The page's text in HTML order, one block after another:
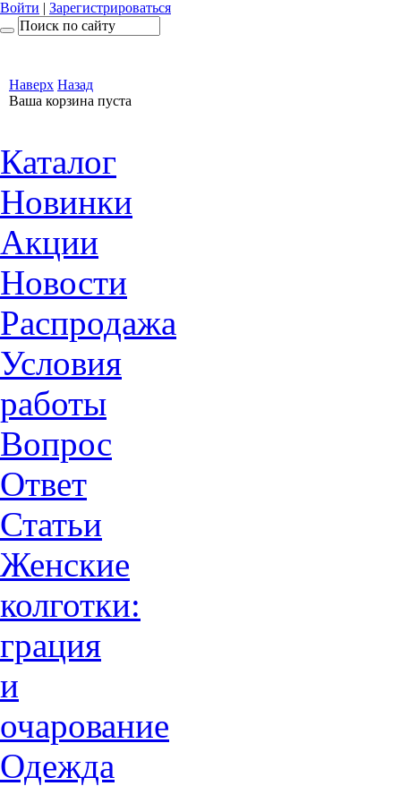
Войти | Зарегистрироваться
Наверх Назад
Ваша корзина пуста
Каталог
Новинки
Акции
Новости
Распродажа
Условия
работы
Вопрос
Ответ
Статьи
Женские
колготки:
грация
и
очарованиe
Одежда